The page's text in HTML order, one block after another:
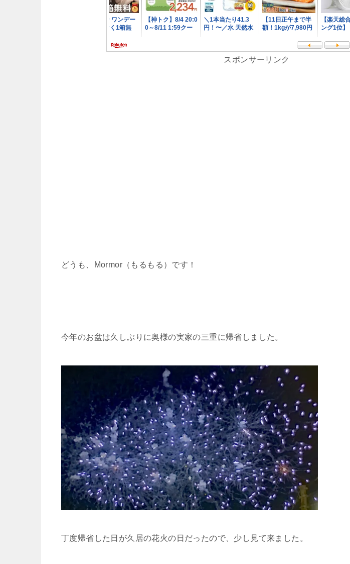
スポンサーリンク
どうも、Mormor（もるもる）です！
今年のお盆は久しぶりに奥様の実家の三重に帰省しました。
丁度帰省した日が久居の花火の日だったので、少し見て来ました。